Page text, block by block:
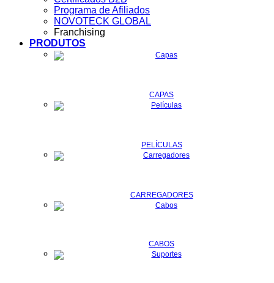
Programa de Afiliados
NOVOTECK GLOBAL
Franchising
PRODUTOS
CAPAS
PELÍCULAS
CARREGADORES
CABOS